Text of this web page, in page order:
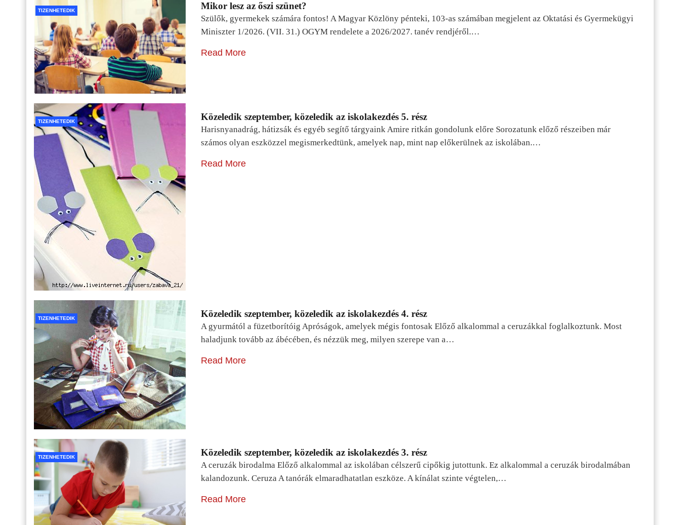
TIZENHETEDIK Mikor lesz az őszi szünet?
Szülők, gyermekek számára fontos! A Magyar Közlöny pénteki, 103-as számában megjelent az Oktatási és Gyermekügyi
Miniszter 1/2026. (VII. 31.) OGYM rendelete a 2026/2027. tanév rendjéről.…
Read More
TIZENHETEDIK Közeledik szeptember, közeledik az iskolakezdés 5. rész
Harisnyanadrág, hátizsák és egyéb segítő tárgyaink Amire ritkán gondolunk előre Sorozatunk előző részeiben már
számos olyan eszközzel megismerkedtünk, amelyek nap, mint nap előkerülnek az iskolában.…
Read More
TIZENHETEDIK Közeledik szeptember, közeledik az iskolakezdés 4. rész
A gyurmától a füzetborítóig Apróságok, amelyek mégis fontosak Előző alkalommal a ceruzákkal foglalkoztunk. Most
haladjunk tovább az ábécében, és nézzük meg, milyen szerepe van a…
Read More
TIZENHETEDIK Közeledik szeptember, közeledik az iskolakezdés 3. rész
A ceruzák birodalma Előző alkalommal az iskolában célszerű cipőkig jutottunk. Ez alkalommal a ceruzák birodalmában
kalandozunk. Ceruza A tanórák elmaradhatatlan eszköze. A kínálat szinte végtelen,…
Read More